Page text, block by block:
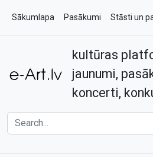
Sākumlapa Pasākumi Stāsti un
Kontakti
kultūras
jaunumi,
koncerti,